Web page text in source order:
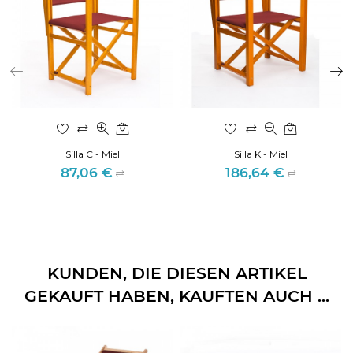
Silla C - Miel
Preis
87,06 €
Silla K - Miel
Preis
186,64 €
KUNDEN, DIE DIESEN ARTIKEL
GEKAUFT HABEN, KAUFTEN AUCH ...